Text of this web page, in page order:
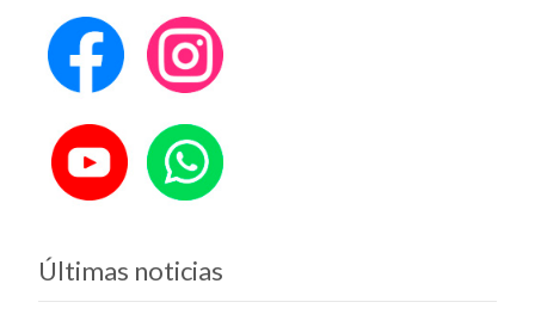
Últimas noticias